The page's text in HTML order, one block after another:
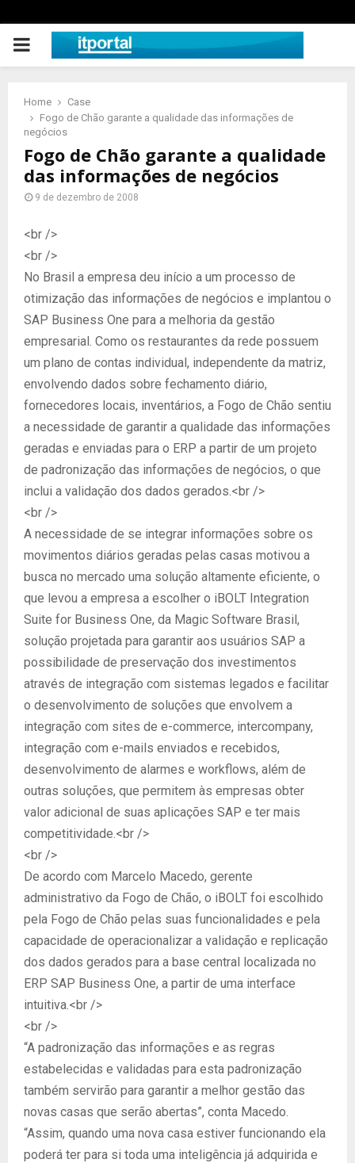
PRIMARY
Home
Case
Fogo de Chão garante a qualidade das informações de
negócios
Fogo de Chão garante a qualidade
das informações de negócios
9 de dezembro de 2008
<br />
<br />
No Brasil a empresa deu início a um processo de
otimização das informações de negócios e implantou o
SAP Business One para a melhoria da gestão
empresarial. Como os restaurantes da rede possuem
um plano de contas individual, independente da matriz,
envolvendo dados sobre fechamento diário,
fornecedores locais, inventários, a Fogo de Chão sentiu
a necessidade de garantir a qualidade das informações
geradas e enviadas para o ERP a partir de um projeto
de padronização das informações de negócios, o que
inclui a validação dos dados gerados.<br />
<br />
A necessidade de se integrar informações sobre os
movimentos diários geradas pelas casas motivou a
busca no mercado uma solução altamente eficiente, o
que levou a empresa a escolher o iBOLT Integration
Suite for Business One, da Magic Software Brasil,
solução projetada para garantir aos usuários SAP a
possibilidade de preservação dos investimentos
através de integração com sistemas legados e facilitar
o desenvolvimento de soluções que envolvem a
integração com sites de e-commerce, intercompany,
integração com e-mails enviados e recebidos,
desenvolvimento de alarmes e workflows, além de
outras soluções, que permitem às empresas obter
valor adicional de suas aplicações SAP e ter mais
competitividade.<br />
<br />
De acordo com Marcelo Macedo, gerente
administrativo da Fogo de Chão, o iBOLT foi escolhido
pela Fogo de Chão pelas suas funcionalidades e pela
capacidade de operacionalizar a validação e replicação
dos dados gerados para a base central localizada no
ERP SAP Business One, a partir de uma interface
intuitiva.<br />
<br />
“A padronização das informações e as regras
estabelecidas e validadas para esta padronização
também servirão para garantir a melhor gestão das
novas casas que serão abertas”, conta Macedo.
“Assim, quando uma nova casa estiver funcionando ela
poderá ter para si toda uma inteligência já adquirida e